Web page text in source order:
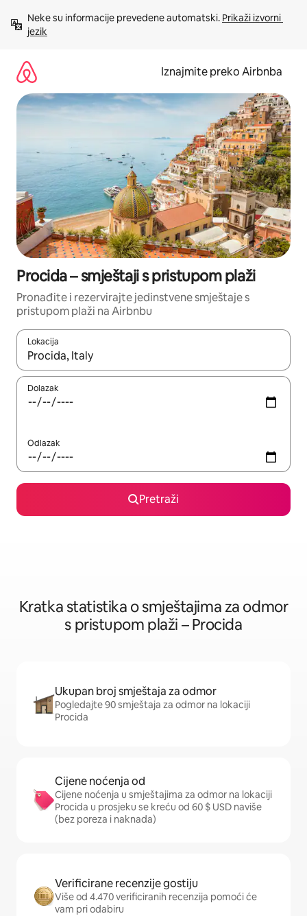
sadržaj
Neke su informacije prevedene automatski. Prikaži izvorni
jezik
Iznajmite preko Airbnba
Procida – smještaji s pristupom plaži
Pronađite i rezervirajte jedinstvene smještaje s
pristupom plaži na Airbnbu
Lokacija
Kada budu dostupni rezultati, moći ćete ih pregledati
Dolazak
Odlazak
Pretraži
Kratka statistika o smještajima za odmor
s pristupom plaži – Procida
Ukupan broj smještaja za odmor
Pogledajte 90 smještaja za odmor na lokaciji
Procida
Cijene noćenja od
Cijene noćenja u smještajima za odmor na lokaciji
Procida u prosjeku se kreću od 60 $ USD naviše
(bez poreza i naknada)
Verificirane recenzije gostiju
Više od 4.470 verificiranih recenzija pomoći će
vam pri odabiru